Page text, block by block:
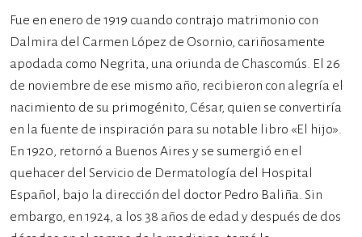
Fue en enero de 1919 cuando contrajo matrimonio con
Dalmira del Carmen López de Osornio, cariñosamente
apodada como Negrita, una oriunda de Chascomús. El 26
de noviembre de ese mismo año, recibieron con alegría el
nacimiento de su primogénito, César, quien se convertiría
en la fuente de inspiración para su notable libro «El hijo».
En 1920, retornó a Buenos Aires y se sumergió en el
quehacer del Servicio de Dermatología del Hospital
Español, bajo la dirección del doctor Pedro Baliña. Sin
embargo, en 1924, a los 38 años de edad y después de dos